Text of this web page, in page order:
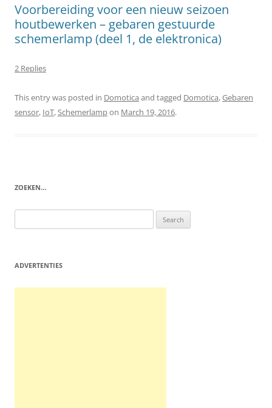
Voorbereiding voor een nieuw seizoen
houtbewerken – gebaren gestuurde
schemerlamp (deel 1, de elektronica)
2 Replies
This entry was posted in Domotica and tagged Domotica,Gebaren
sensor, IoT,Schemerlampon March 19, 2016.
ZOEKEN…
for:
ADVERTENTIES